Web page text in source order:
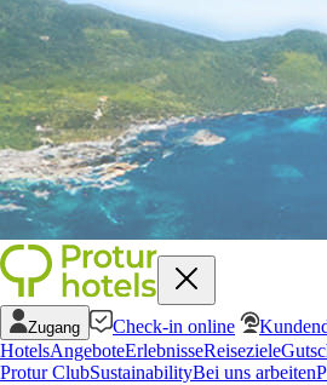
Zugang Check-in online
HotelsAngeboteErlebnisseReiseziele
Protur ClubSustainabilityBei uns arbeiten